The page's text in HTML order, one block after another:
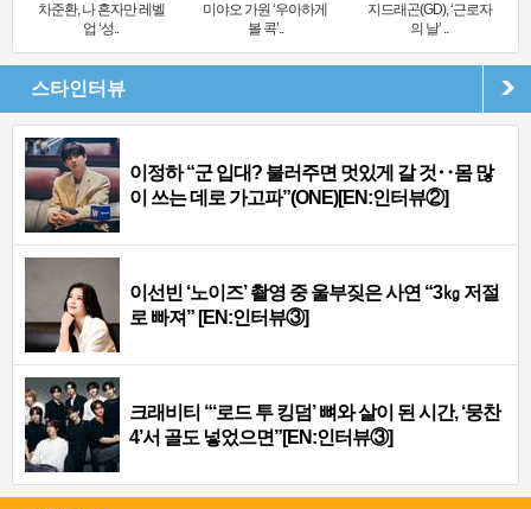
차준환, 나 혼자만 레벨
업 ‘성..
미야오 가원 ‘우아하게
볼 콕’..
지드래곤(GD), ‘근로자
의 날’ ..
스타인터뷰
이정하 “군 입대? 불러주면 멋있게 갈 것‥몸 많
이 쓰는 데로 가고파”(ONE)[EN:인터뷰②]
이선빈 ‘노이즈’ 촬영 중 울부짖은 사연 “3㎏ 저절
로 빠져” [EN:인터뷰③]
크래비티 “‘로드 투 킹덤’ 뼈와 살이 된 시간, ‘뭉찬
4’서 골도 넣었으면”[EN:인터뷰③]